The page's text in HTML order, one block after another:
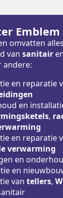
Emblem
omvatten
van sanitair
andere:
en reparatie
en
,
en reparatie
verwarming
en
en
van tellers,